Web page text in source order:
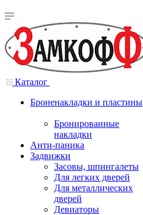
Каталог
Броненакладки и пластины
Бронированные
накладки
Анти-паника
Задвижки
Засовы, шпингалеты
Для легких дверей
Для металлических
дверей
Девиаторы